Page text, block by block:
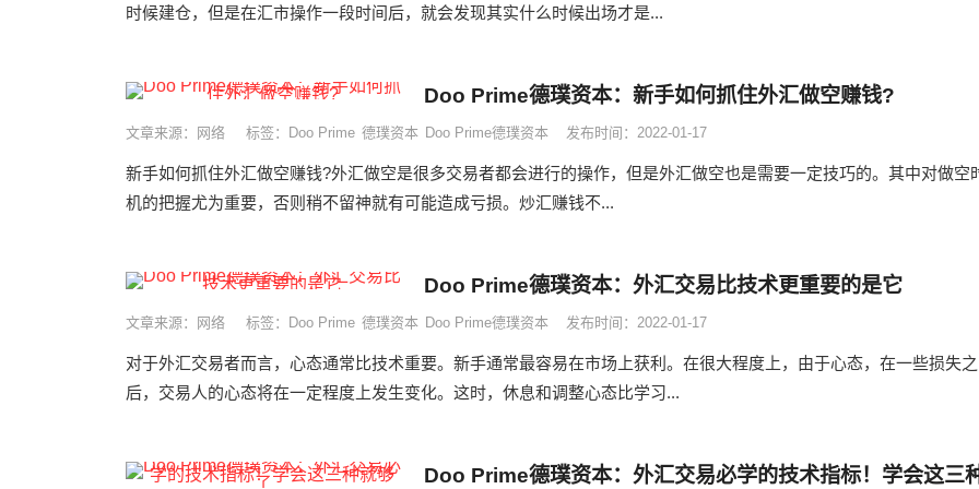
时候建仓，但是在汇市操作一段时间后，就会发现其实什么时候出场才是...
Doo Prime德璞资本：新手如何抓住外汇做空赚钱?
文章来源：网络 标签： Doo Prime 德璞资本 Doo Prime德璞资本 发布时间：2022-01-17
新手如何抓住外汇做空赚钱?外汇做空是很多交易者都会进行的操作，但是外汇做空也是需要一定技巧的。其中对做空
机的把握尤为重要，否则稍不留神就有可能造成亏损。炒汇赚钱不...
Doo Prime德璞资本：外汇交易比技术更重要的是它
文章来源：网络 标签： Doo Prime 德璞资本 Doo Prime德璞资本 发布时间：2022-01-17
对于外汇交易者而言，心态通常比技术重要。新手通常最容易在市场上获利。在很大程度上，由于心态，在一些损失之
后，交易人的心态将在一定程度上发生变化。这时，休息和调整心态比学习...
Doo Prime德璞资本：外汇交易必学的技术指标！学会这三